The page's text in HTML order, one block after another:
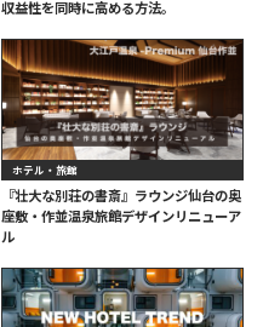
収益性を同時に高める方法。
ホテル・旅館
『壮大な別荘の書斎』ラウンジ仙台の奥
座敷・作並温泉旅館デザインリニューア
ル